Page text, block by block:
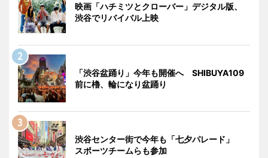
映画「ハチミツとクローバー」デジタル版、
渋谷でリバイバル上映
「渋谷盆踊り」今年も開催へ SHIBUYA109
前に櫓、輪になり盆踊り
渋谷センター街で今年も「七夕パレード」
スポーツチームらも参加